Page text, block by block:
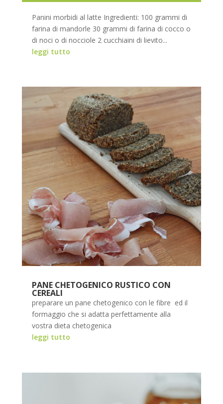
Panini morbidi al latte Ingredienti: 100 grammi di
farina di mandorle 30 grammi di farina di cocco o
di noci o di nocciole 2 cucchiaini di lievito...
leggi tutto
PANE CHETOGENICO RUSTICO CON
CEREALI
preparare un pane chetogenico con le fibre ed il
formaggio che si adatta perfettamente alla
vostra dieta chetogenica
leggi tutto